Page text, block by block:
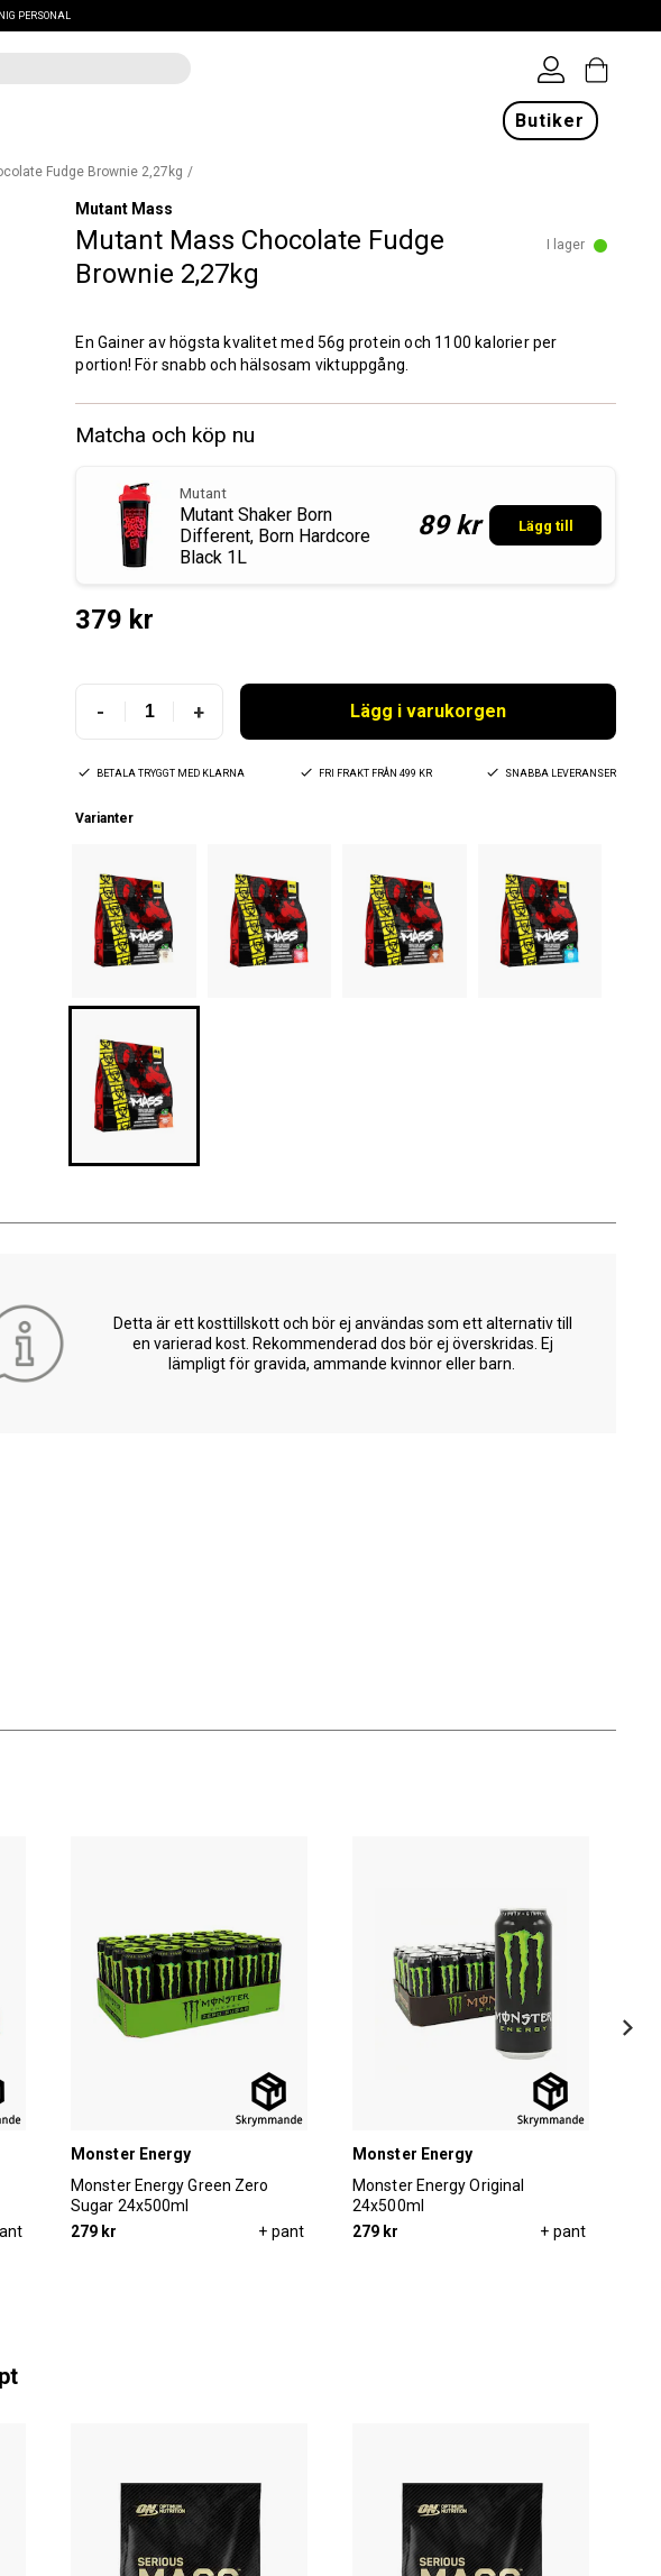
PERSONAL
Butiker
Fudge Brownie 2,27kg
Mutant Mass
Mutant Mass Chocolate Fudge
Brownie 2,27kg
I lager
En Gainer av högsta kvalitet med 56g protein och 1100 kalorier per
portion! För snabb och hälsosam viktuppgång.
Matcha och köp nu
Mutant
Mutant Shaker Born
Different, Born Hardcore
Black 1L
89 kr Lägg till
379 kr
- + Lägg i varukorgen
BETALA TRYGGT MED KLARNA FRI FRAKT FRÅN 499 KR SNABBA LEVERANSER
Varianter
Detta är ett kosttillskott och bör ej användas som ett alternativ till
en varierad kost. Rekommenderad dos bör ej överskridas. Ej
lämpligt för gravida, ammande kvinnor eller barn.
Monster Energy
Monster Energy Green Zero
Sugar 24x500ml
279 kr
+ pant
Monster Energy
Monster Energy Original
24x500ml
279 kr
+ pant